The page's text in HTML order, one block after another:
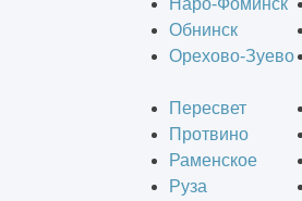
Наро-Фоминск
Обнинск
Орехово-Зуево
Пересвет
Протвино
Раменское
Руза